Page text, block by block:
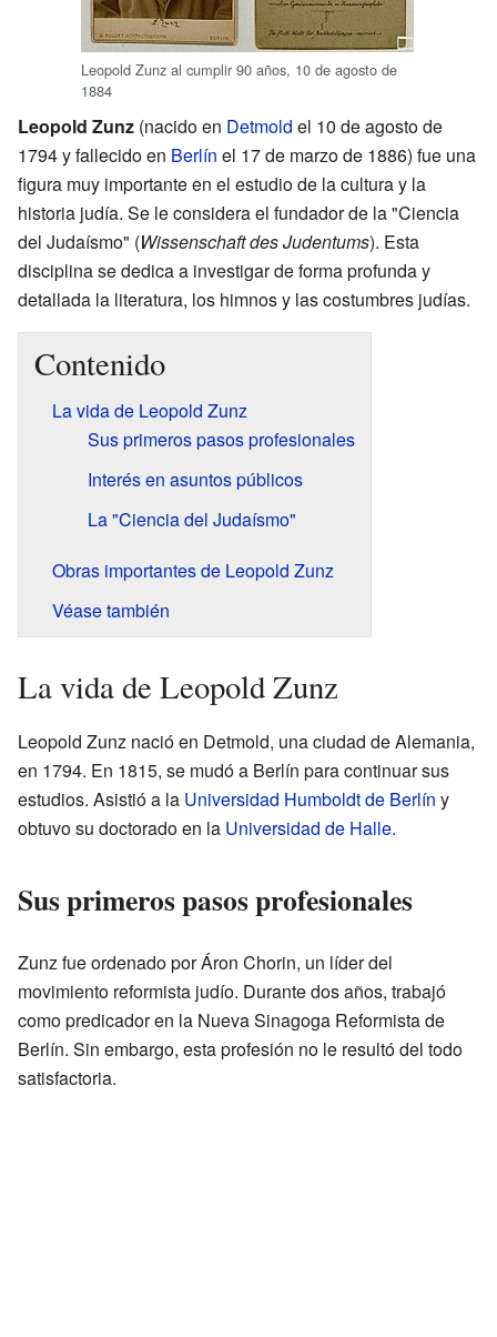
Leopold Zunz al cumplir 90 años, 10 de agosto de
1884
Leopold Zunz (nacido en Detmold el 10 de agosto de
1794 y fallecido en Berlín el 17 de marzo de 1886) fue una
figura muy importante en el estudio de la cultura y la
historia judía. Se le considera el fundador de la "Ciencia
del Judaísmo" (Wissenschaft des Judentums). Esta
disciplina se dedica a investigar de forma profunda y
detallada la literatura, los himnos y las costumbres judías.
Contenido
La vida de Leopold Zunz
Sus primeros pasos profesionales
Interés en asuntos públicos
La "Ciencia del Judaísmo"
Obras importantes de Leopold Zunz
Véase también
La vida de Leopold Zunz
Leopold Zunz nació en Detmold, una ciudad de Alemania,
en 1794. En 1815, se mudó a Berlín para continuar sus
estudios. Asistió a la Universidad Humboldt de Berlín y
obtuvo su doctorado en la Universidad de Halle.
Sus primeros pasos profesionales
Zunz fue ordenado por Áron Chorin, un líder del
movimiento reformista judío. Durante dos años, trabajó
como predicador en la Nueva Sinagoga Reformista de
Berlín. Sin embargo, esta profesión no le resultó del todo
satisfactoria.